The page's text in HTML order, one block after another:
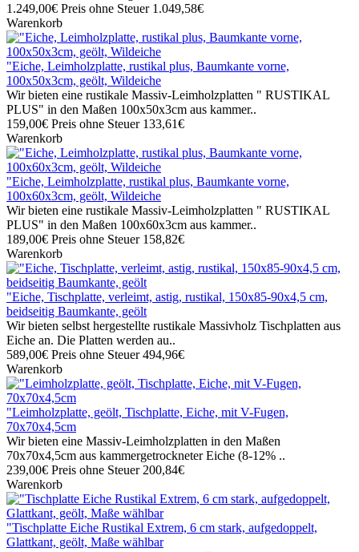
1.249,00€ Preis ohne Steuer 1.049,58€
Warenkorb
"Eiche, Leimholzplatte, rustikal plus, Baumkante vorne,
100x50x3cm, geölt, Wildeiche
Wir bieten eine rustikale Massiv-Leimholzplatten " RUSTIKAL
PLUS" in den Maßen 100x50x3cm aus kammer..
159,00€ Preis ohne Steuer 133,61€
Warenkorb
"Eiche, Leimholzplatte, rustikal plus, Baumkante vorne,
100x60x3cm, geölt, Wildeiche
Wir bieten eine rustikale Massiv-Leimholzplatten " RUSTIKAL
PLUS" in den Maßen 100x60x3cm aus kammer..
189,00€ Preis ohne Steuer 158,82€
Warenkorb
"Eiche, Tischplatte, verleimt, astig, rustikal, 150x85-90x4,5 cm,
beidseitig Baumkante, geölt
Wir bieten selbst hergestellte rustikale Massivholz Tischplatten aus
Eiche an. Die Platten werden au..
589,00€ Preis ohne Steuer 494,96€
Warenkorb
"Leimholzplatte, geölt, Tischplatte, Eiche, mit V-Fugen,
70x70x4,5cm
Wir bieten eine Massiv-Leimholzplatten in den Maßen
70x70x4,5cm aus kammergetrockneter Eiche (8-12% ..
239,00€ Preis ohne Steuer 200,84€
Warenkorb
"Tischplatte Eiche Rustikal Extrem, 6 cm stark, aufgedoppelt,
Glattkant, geölt, Maße wählbar